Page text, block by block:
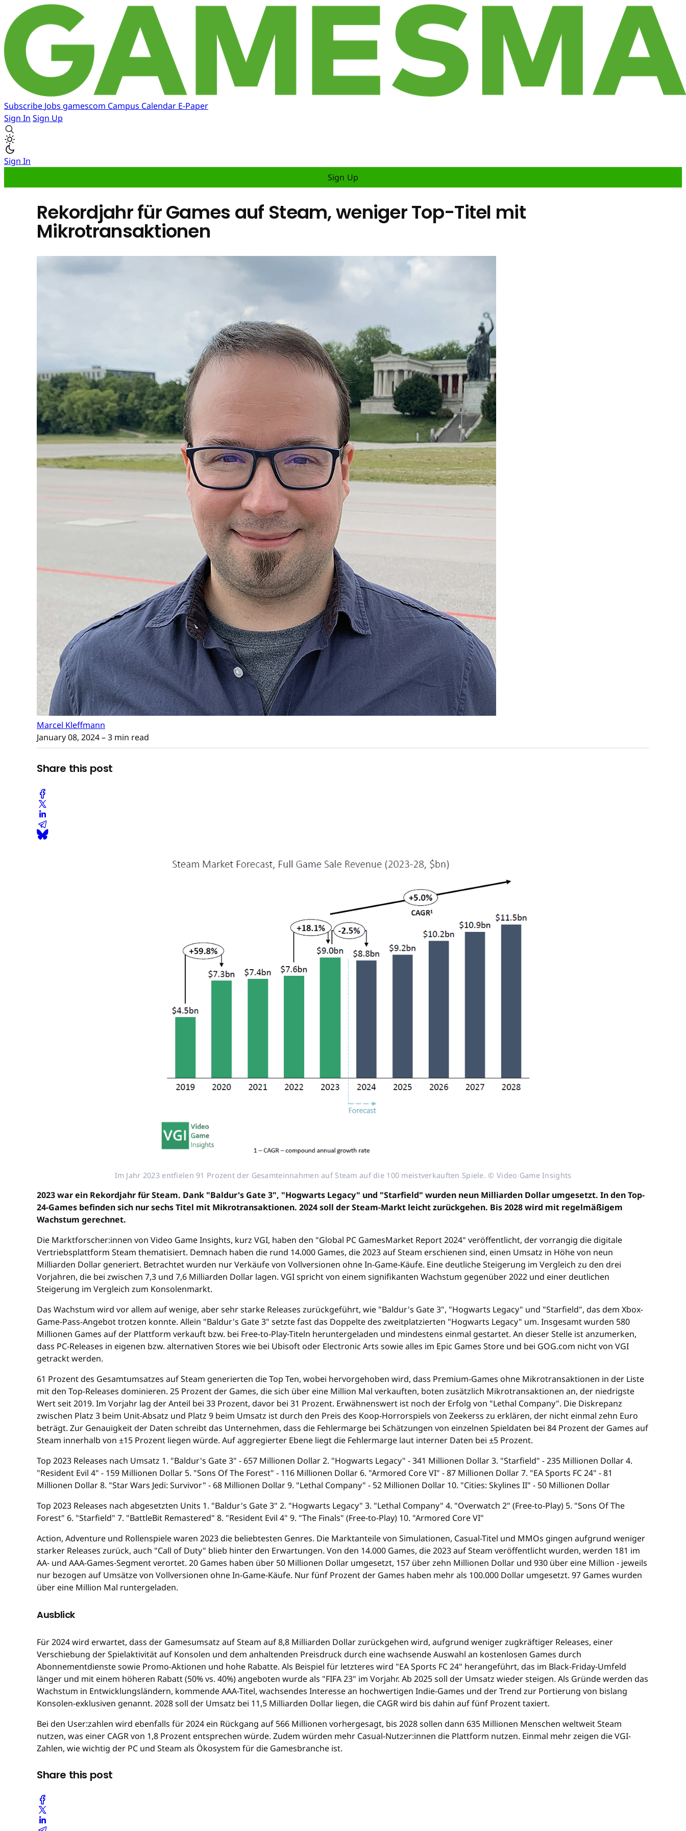
Subscribe Jobs gamescom Campus Calendar E-Paper
Sign In Sign Up
Sign In
Sign Up
Rekordjahr für Games auf Steam, weniger Top-Titel mit
Mikrotransaktionen
Marcel Kleffmann
January 08, 2024– 3 min read
Share this post
Im Jahr 2023 entfielen 91 Prozent der Gesamteinnahmen auf Steam auf die 100 meistverkauften Spiele. © Video Game Insights
2023 war ein Rekordjahr für Steam. Dank "Baldur's Gate 3", "Hogwarts Legacy" und "Starfield" wurden neun Milliarden Dollar umgesetzt. In den Top-
24-Games befinden sich nur sechs Titel mit Mikrotransaktionen. 2024 soll der Steam-Markt leicht zurückgehen. Bis 2028 wird mit regelmäßigem
Wachstum gerechnet.
Die Marktforscher:innen von Video Game Insights, kurz VGI, haben den "Global PC GamesMarket Report 2024" veröffentlicht, der vorrangig die digitale
Vertriebsplattform Steam thematisiert. Demnach haben die rund 14.000 Games, die 2023 auf Steam erschienen sind, einen Umsatz in Höhe von neun
Milliarden Dollar generiert. Betrachtet wurden nur Verkäufe von Vollversionen ohne In-Game-Käufe. Eine deutliche Steigerung im Vergleich zu den drei
Vorjahren, die bei zwischen 7,3 und 7,6 Milliarden Dollar lagen. VGI spricht von einem signifikanten Wachstum gegenüber 2022 und einer deutlichen
Steigerung im Vergleich zum Konsolenmarkt.
Das Wachstum wird vor allem auf wenige, aber sehr starke Releases zurückgeführt, wie "Baldur's Gate 3", "Hogwarts Legacy" und "Starfield", das dem Xbox-
Game-Pass-Angebot trotzen konnte. Allein "Baldur's Gate 3" setzte fast das Doppelte des zweitplatzierten "Hogwarts Legacy" um. Insgesamt wurden 580
Millionen Games auf der Plattform verkauft bzw. bei Free-to-Play-Titeln heruntergeladen und mindestens einmal gestartet. An dieser Stelle ist anzumerken,
dass PC-Releases in eigenen bzw. alternativen Stores wie bei Ubisoft oder Electronic Arts sowie alles im Epic Games Store und bei GOG.com nicht von VGI
getrackt werden.
61 Prozent des Gesamtumsatzes auf Steam generierten die Top Ten, wobei hervorgehoben wird, dass Premium-Games ohne Mikrotransaktionen in der Liste
mit den Top-Releases dominieren. 25 Prozent der Games, die sich über eine Million Mal verkauften, boten zusätzlich Mikrotransaktionen an, der niedrigste
Wert seit 2019. Im Vorjahr lag der Anteil bei 33 Prozent, davor bei 31 Prozent. Erwähnenswert ist noch der Erfolg von "Lethal Company". Die Diskrepanz
zwischen Platz 3 beim Unit-Absatz und Platz 9 beim Umsatz ist durch den Preis des Koop-Horrorspiels von Zeekerss zu erklären, der nicht einmal zehn Euro
beträgt. Zur Genauigkeit der Daten schreibt das Unternehmen, dass die Fehlermarge bei Schätzungen von einzelnen Spieldaten bei 84 Prozent der Games auf
Steam innerhalb von ±15 Prozent liegen würde. Auf aggregierter Ebene liegt die Fehlermarge laut interner Daten bei ±5 Prozent.
Top 2023 Releases nach Umsatz 1. "Baldur's Gate 3" - 657 Millionen Dollar 2. "Hogwarts Legacy" - 341 Millionen Dollar 3. "Starfield" - 235 Millionen Dollar 4.
"Resident Evil 4" - 159 Millionen Dollar 5. "Sons Of The Forest" - 116 Millionen Dollar 6. "Armored Core VI" - 87 Millionen Dollar 7. "EA Sports FC 24" - 81
Millionen Dollar 8. "Star Wars Jedi: Survivor" - 68 Millionen Dollar 9. "Lethal Company" - 52 Millionen Dollar 10. "Cities: Skylines II" - 50 Millionen Dollar
Top 2023 Releases nach abgesetzten Units 1. "Baldur's Gate 3" 2. "Hogwarts Legacy" 3. "Lethal Company" 4. "Overwatch 2" (Free-to-Play) 5. "Sons Of The
Forest" 6. "Starfield" 7. "BattleBit Remastered" 8. "Resident Evil 4" 9. "The Finals" (Free-to-Play) 10. "Armored Core VI"
Action, Adventure und Rollenspiele waren 2023 die beliebtesten Genres. Die Marktanteile von Simulationen, Casual-Titel und MMOs gingen aufgrund weniger
starker Releases zurück, auch "Call of Duty" blieb hinter den Erwartungen. Von den 14.000 Games, die 2023 auf Steam veröffentlicht wurden, werden 181 im
AA- und AAA-Games-Segment verortet. 20 Games haben über 50 Millionen Dollar umgesetzt, 157 über zehn Millionen Dollar und 930 über eine Million - jeweils
nur bezogen auf Umsätze von Vollversionen ohne In-Game-Käufe. Nur fünf Prozent der Games haben mehr als 100.000 Dollar umgesetzt. 97 Games wurden
über eine Million Mal runtergeladen.
Ausblick
Für 2024 wird erwartet, dass der Gamesumsatz auf Steam auf 8,8 Milliarden Dollar zurückgehen wird, aufgrund weniger zugkräftiger Releases, einer
Verschiebung der Spielaktivität auf Konsolen und dem anhaltenden Preisdruck durch eine wachsende Auswahl an kostenlosen Games durch
Abonnementdienste sowie Promo-Aktionen und hohe Rabatte. Als Beispiel für letzteres wird "EA Sports FC 24" herangeführt, das im Black-Friday-Umfeld
länger und mit einem höheren Rabatt (50% vs. 40%) angeboten wurde als "FIFA 23" im Vorjahr. Ab 2025 soll der Umsatz wieder steigen. Als Gründe werden das
Wachstum in Entwicklungsländern, kommende AAA-Titel, wachsendes Interesse an hochwertigen Indie-Games und der Trend zur Portierung von bislang
Konsolen-exklusiven genannt. 2028 soll der Umsatz bei 11,5 Milliarden Dollar liegen, die CAGR wird bis dahin auf fünf Prozent taxiert.
Bei den User:zahlen wird ebenfalls für 2024 ein Rückgang auf 566 Millionen vorhergesagt, bis 2028 sollen dann 635 Millionen Menschen weltweit Steam
nutzen, was einer CAGR von 1,8 Prozent entsprechen würde. Zudem würden mehr Casual-Nutzer:innen die Plattform nutzen. Einmal mehr zeigen die VGI-
Zahlen, wie wichtig der PC und Steam als Ökosystem für die Gamesbranche ist.
Share this post